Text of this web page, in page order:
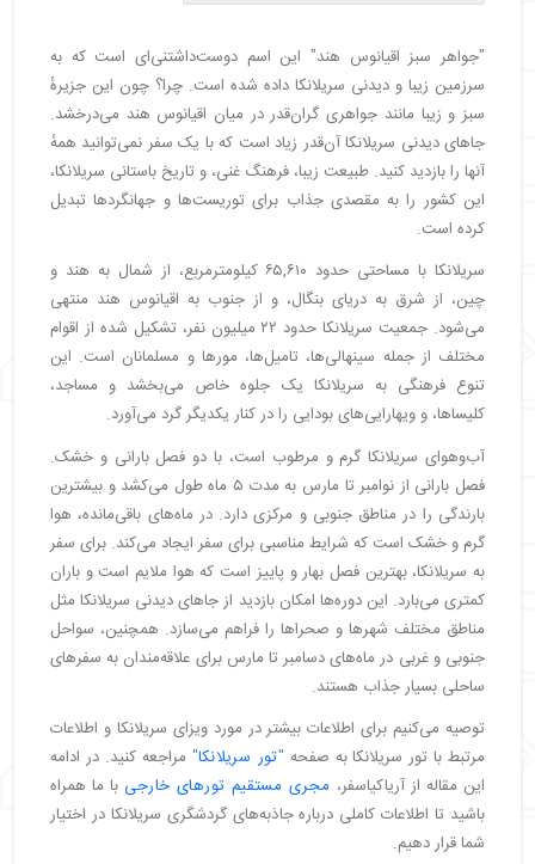
・شهرهای مهم و دیدنی سریلانکا
شهر کلمبو سریلانکا
・ جاهای دیدنی کلمبو سریلانکا
・ شهر کندی سریلانکا
・ جاهای دیدنی کندی سریلانکا
・ شهر بنتوتا
・جاهای دیدنی بنتوتا سریلانکا
・ شهر الا سریلانکا
・ شهر سیگیریا سریلانکا
・ جاهای دیدنی سیجیریا سریلانکا
・ شهر نووارا الیا سریلانکا
・جاهای دیدنی نووارا الیا سریلانکا
・
شهر گال سریلانکا
・
جاهای دیدنی گال سریلانکا
・شهر آنورجاپورا سریلانکا
・ جاهای دیدنی آنورجاپورا سریلانکا
・ شهر دامبولا سریلانکا
・جاهای دیدنی دامبولا سریلانکا
・شهر پولوناروا سریلانکا
・جاهای دیدنی پولوناروا سریلانکا
・شهر نگومبو سریلانکا
・جاهای دیدنی نگومبو سریلانکا
・شهر تیساماهاراما سریلانکا
・جاهای دیدنی تیساماهاراما سریلانکا
・ شهر باتیکالوا سریلانکا
・جاهای دیدنی باتیکالوا سریلانکا
・ شهر تانگاله سریلانکا
・جاهای دیدنی تانگاله سریلانکا
"جواهر سبز اقیانوس هند" این اسم دوست‌داشتنی‌ای است که به
سرزمین زیبا و دیدنی سریلانکا داده شده است. چرا؟ چون این جزیرهٔ
سبز و زیبا مانند جواهری گران‌قدر در میان اقیانوس هند می‌درخشد.
جاهای دیدنی سریلانکا آن‌قدر زیاد است که با یک سفر نمی‌توانید همهٔ
آنها را بازدید کنید. طبیعت زیبا، فرهنگ غنی، و تاریخ باستانی سریلانکا،
این کشور را به مقصدی جذاب برای توریست‌ها و جهانگردها تبدیل
کرده است.
سریلانکا با مساحتی حدود ۶۵,۶۱۰ کیلومترمربع، از شمال به هند و
چین، از شرق به دریای بنگال، و از جنوب به اقیانوس هند منتهی
می‌شود. جمعیت سریلانکا حدود ۲۲ میلیون نفر، تشکیل شده از اقوام
مختلف از جمله سینهالی‌ها، تامیل‌ها، مورها و مسلمانان است. این
تنوع فرهنگی به سریلانکا یک جلوه خاص می‌بخشد و مساجد،
کلیساها، و ویهارایی‌های بودایی را در کنار یکدیگر گرد می‌آورد.
آب‌وهوای سریلانکا گرم و مرطوب است، با دو فصل بارانی و خشک.
فصل بارانی از نوامبر تا مارس به مدت ۵ ماه طول می‌کشد و بیشترین
بارندگی را در مناطق جنوبی و مرکزی دارد. در ماه‌های باقی‌مانده، هوا
گرم و خشک است که شرایط مناسبی برای سفر ایجاد می‌کند. برای سفر
به سریلانکا، بهترین فصل بهار و پاییز است که هوا ملایم است و باران
کمتری می‌بارد. این دوره‌ها امکان بازدید از جاهای دیدنی سریلانکا مثل
مناطق مختلف شهرها و صحراها را فراهم می‌سازد. همچنین، سواحل
جنوبی و غربی در ماه‌های دسامبر تا مارس برای علاقه‌مندان به سفرهای
ساحلی بسیار جذاب هستند.
توصیه می‌کنیم برای اطلاعات بیشتر در مورد ویزای سریلانکا و اطلاعات
مرتبط با تور سریلانکا به صفحه "تور سریلانکا" مراجعه کنید. در ادامه
این مقاله از آریاکیاسفر، مجری مستقیم تورهای خارجی با ما همراه
باشید تا اطلاعات کاملی درباره جاذبه‌های گردشگری سریلانکا در اختیار
شما قرار دهیم.